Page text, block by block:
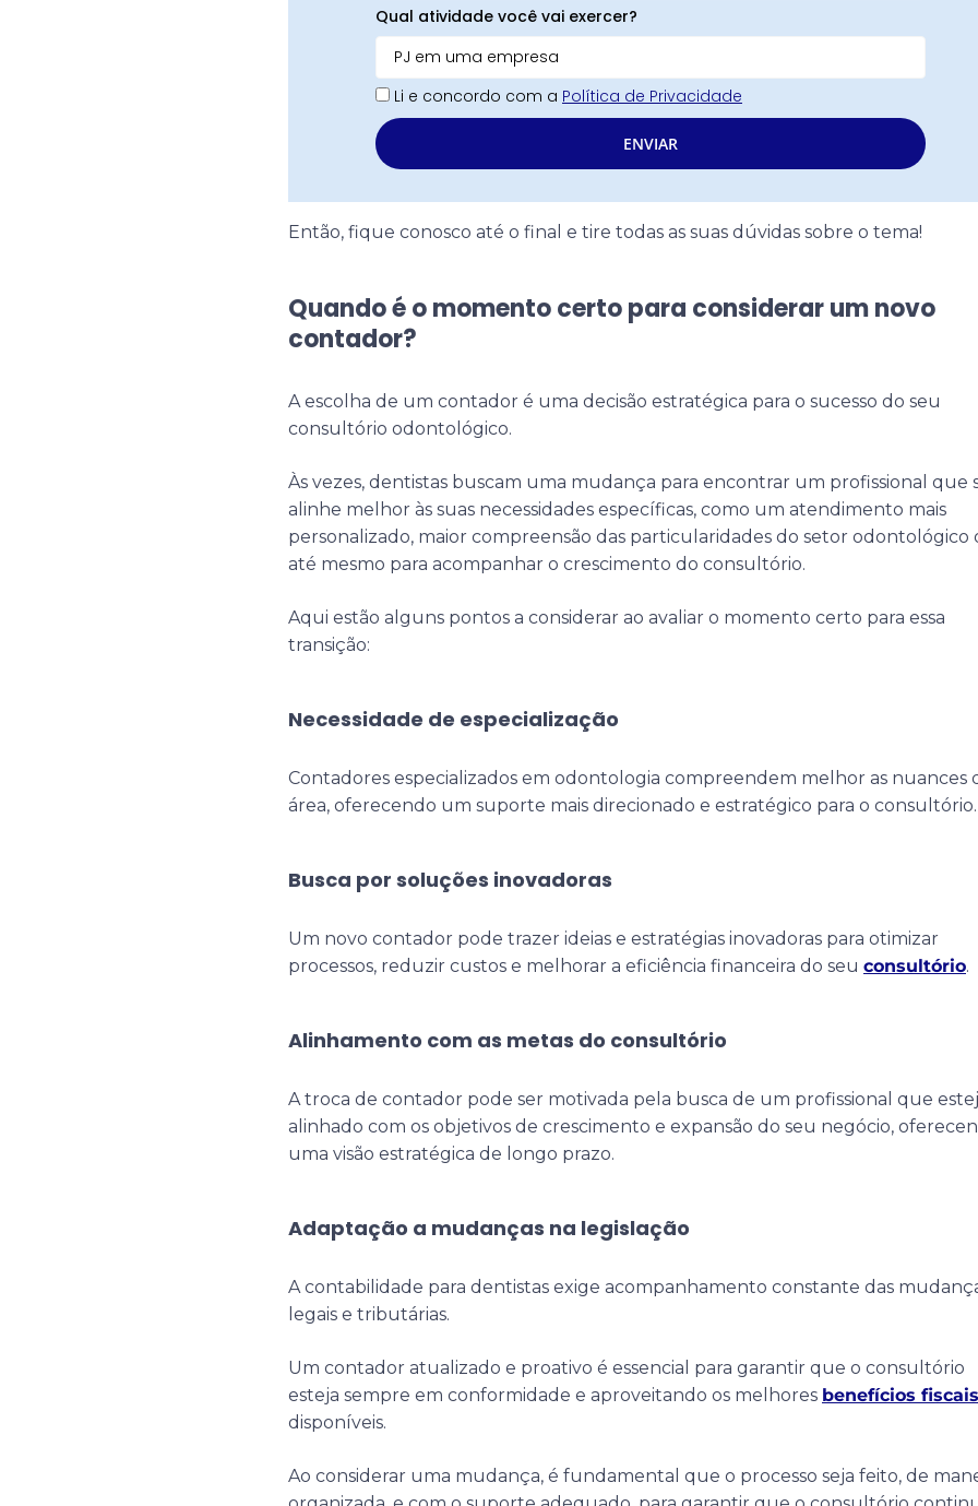
Qual atividade você vai exercer?
Li e concordo com a Política de Privacidade
ENVIAR
Então, fique conosco até o final e tire todas as suas dúvidas sobre o tema!
Quando é o momento certo para considerar um novo
contador?
A escolha de um contador é uma decisão estratégica para o sucesso do seu
consultório odontológico.
Às vezes, dentistas buscam uma mudança para encontrar um profissional que
alinhe melhor às suas necessidades específicas, como um atendimento mais
personalizado, maior compreensão das particularidades do setor odontológico
até mesmo para acompanhar o crescimento do consultório.
Aqui estão alguns pontos a considerar ao avaliar o momento certo para essa
transição:
Necessidade de especialização
Contadores especializados em odontologia compreendem melhor as nuances
área, oferecendo um suporte mais direcionado e estratégico para o consultório.
Busca por soluções inovadoras
Um novo contador pode trazer ideias e estratégias inovadoras para otimizar
processos, reduzir custos e melhorar a eficiência financeira do seu consultório.
Alinhamento com as metas do consultório
A troca de contador pode ser motivada pela busca de um profissional que
alinhado com os objetivos de crescimento e expansão do seu negócio,
uma visão estratégica de longo prazo.
Adaptação a mudanças na legislação
A contabilidade para dentistas exige acompanhamento constante das
legais e tributárias.
Um contador atualizado e proativo é essencial para garantir que o consultório
esteja sempre em conformidade e aproveitando os melhores benefícios fiscais
disponíveis.
Ao considerar uma mudança, é fundamental que o processo seja feito, de